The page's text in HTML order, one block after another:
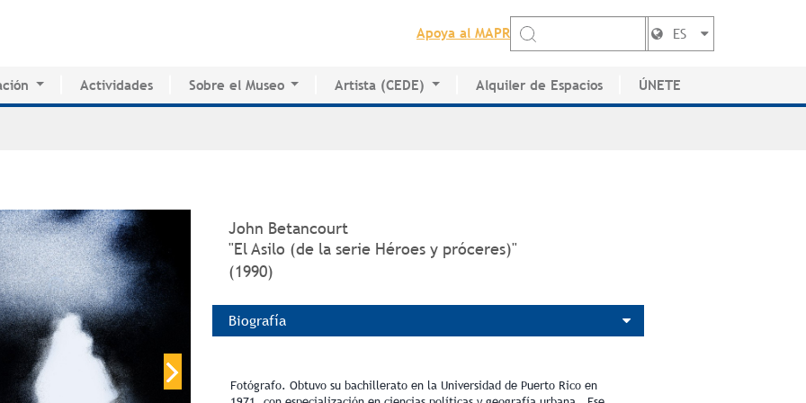
Apoya al MAPR
ES
de Innovación Educativa
Actividades Sobre el Museo
Historia del MAPR
Artista (CEDE)
CEDE
Alquiler de Espacios ÚNETE
John Betancourt
"El Asilo (de la serie Héroes y próceres)"
(1990)
Biografía
Fotógrafo. Obtuvo su bachillerato en la Universidad de Puerto Rico en